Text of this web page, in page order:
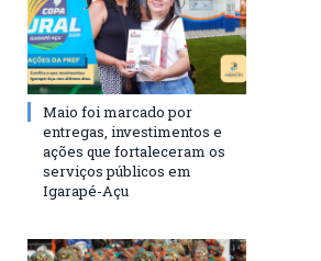
Maio foi marcado por
entregas, investimentos e
ações que fortaleceram os
serviços públicos em
Igarapé-Açu